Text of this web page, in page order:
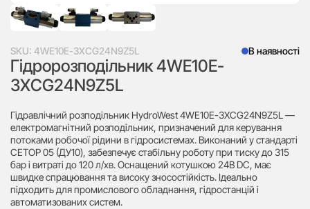
SKU: 4WE10E-3XCG24N9Z5L В наявності
Гідророзподільник 4WE10E-
3XCG24N9Z5L
Гідравлічний розподільник HydroWest 4WE10E-3XCG24N9Z5L —
електромагнітний розподільник, призначений для керування
потоками робочої рідини в гідросистемах. Виконаний у стандарті
CETOP 05 (ДУ10), забезпечує стабільну роботу при тиску до 315
бар і витраті до 120 л/хв. Оснащений котушкою 24В DC, має
швидке спрацювання та високу зносостійкість. Ідеально
підходить для промислового обладнання, гідростанцій і
автоматизованих систем.